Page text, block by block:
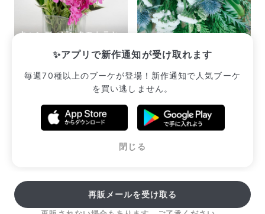
✨アプリで新作通知が受け取れます
毎週70種以上のブーケが登場！新作通知で人気ブーケ
を買い逃しません。
閉じる
キャンディピンクモカラと
¥2,530
販売中のブーケ一覧へ
再販メールを受け取る